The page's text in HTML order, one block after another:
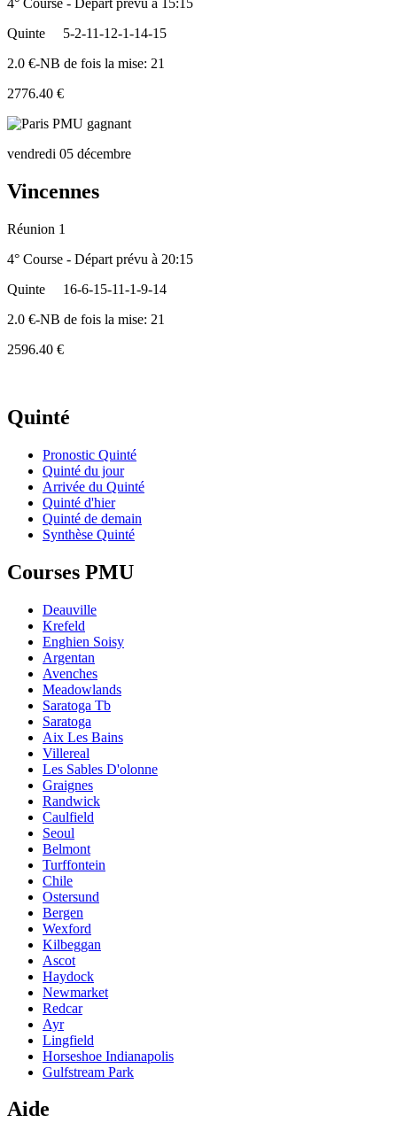
4° Course - Départ prévu à 15:15
Quinte
5-2-11-12-1-14-15
2.0 €-NB de fois la mise: 21
2776.40 €
vendredi 05 décembre
Vincennes
Réunion 1
4° Course - Départ prévu à 20:15
Quinte
16-6-15-11-1-9-14
2.0 €-NB de fois la mise: 21
2596.40 €
Quinté
Pronostic Quinté
Quinté du jour
Arrivée du Quinté
Quinté d'hier
Quinté de demain
Synthèse Quinté
Courses PMU
Deauville
Krefeld
Enghien Soisy
Argentan
Avenches
Meadowlands
Saratoga Tb
Saratoga
Aix Les Bains
Villereal
Les Sables D'olonne
Graignes
Randwick
Caulfield
Seoul
Belmont
Turffontein
Chile
Ostersund
Bergen
Wexford
Kilbeggan
Ascot
Haydock
Newmarket
Redcar
Ayr
Lingfield
Horseshoe Indianapolis
Gulfstream Park
Aide